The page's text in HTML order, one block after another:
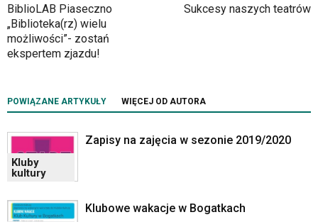
YouTube
oraz
mapy
Google
formie
Elementy
te
obsługiwane
za
pomocą
BiblioLAB Piaseczno
„Biblioteka(rz) wielu
możliwości”- zostań
ekspertem zjazdu!
Sukcesy naszych teatrów
POWIĄZANE ARTYKUŁY WIĘCEJ OD AUTORA
Kluby
kultury
Zapisy na zajęcia w sezonie 2019/2020
Klubowe wakacje w Bogatkach